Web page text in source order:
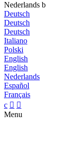
Nederlands b
Deutsch
Deutsch
Deutsch
Italiano
Polski
English
English
Nederlands
Español
Français
c  
Menu